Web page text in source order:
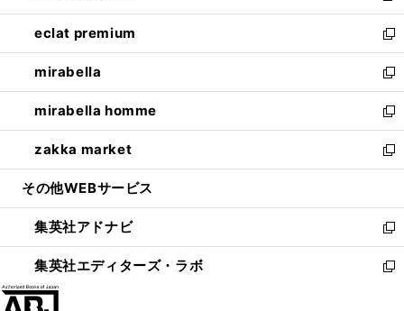
開
く
ウ
で
開
く
ン
ド
ウ
で
開
く
ウ
ィ
ン
ド
ウ
で
開
く
し
い
ウ
ィ
ン
ド
ウ
で
開
eclat premium
新
し
い
ウ
ィ
ン
ド
ウ
開
く
mirabella
新
し
い
ウ
ィ
ン
ウ
で
開
く
mirabella homme
新
し
い
ウ
ン
ド
ウ
で
zakka market
新
し
ウ
ィ
ン
ド
その他WEBサービス
集英社アドナビ
新
し
い
集英社エディターズ・ラボ
新